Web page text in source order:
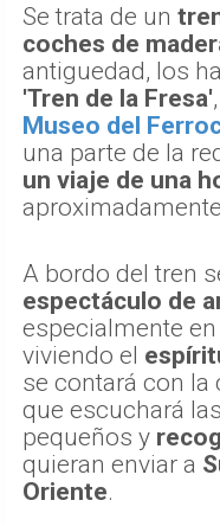
Se trata de un
coches de
antiguedad, los
'Tren de la Fresa'
Museo del
una parte de la
un viaje de una
A bordo del tren
espectáculo de
especialmente
viviendo el
se contará con la
que escuchará
pequeños y
quieran enviar a
Oriente.